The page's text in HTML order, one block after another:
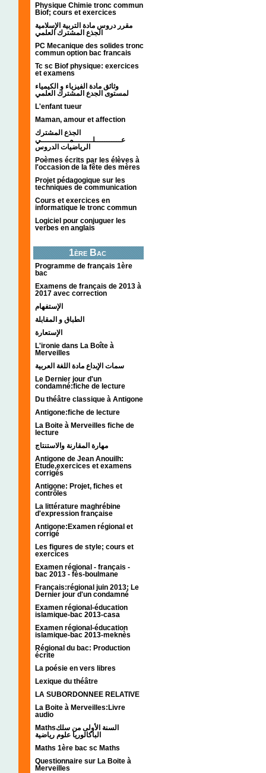
Physique Chimie tronc commun
Biof; cours et exercices
مقرر دروس مادة التربية الإسلامية
الجذع المشترك العلمي
PC Mecanique des solides tronc
commun option bac francais
Tc sc Biof physique: exercices
et examens
وثائق مادة الفيزياء و الكيمياء
L'enfant tueur
Maman, amour et affection
الجذع المشترك
عـــــــــــلــــــــمــــــــــــي
الرياضيات الدروس
Poèmes écrits par les élèves à
l'occasion de la fête des mères
Projet pédagogique sur les
techniques de communication
Cours et exercices en
informatique le tronc commun
Logiciel pour conjuguer les
verbes en anglais
1ère Bac
Programme de français 1ère
bac
Examens de français de 2013 à
2017 avec correction
الإستفهام
الطباق و المقابلة
الإستعارة
L'ironie dans La Boîte à
Merveilles
سمات الإبداع مادة اللغة العربية
Le Dernier jour d'un
condamné:fiche de lecture
Du théâtre classique à Antigone
Antigone:fiche de lecture
La Boite à Merveilles fiche de
lecture
مهارة المقارنة والاستنتاج
Antigone de Jean Anouilh:
Etude,exercices et examens
corrigés
Antigone: Projet, fiches et
contrôles
La littérature maghrébine
d'expression française
Antigone:Examen régional et
corrigé
Les figures de style; cours et
exercices
Examen régional - français -
bac 2013 - fès-boulmane
Français:régional juin 2013; Le
Dernier jour d'un condamné
Examen régional-éducation
islamique-bac 2013-casa
Examen régional-éducation
islamique-bac 2013-meknès
Régional du bac: Production
écrite
La poésie en vers libres
Lexique du théâtre
LA SUBORDONNEE RELATIVE
La Boite à Merveilles:Livre
audio
Mathsالسنة الأولى من سلك
الباكالوريا علوم رياضية
Maths 1ère bac sc Maths
Questionnaire sur La Boite à
Merveilles